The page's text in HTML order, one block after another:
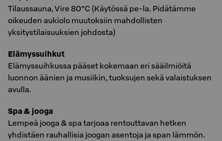
Tilaussauna, Vire 80°C (Käytössä pe-la. Pidätämme
oikeuden aukiolo muutoksiin mahdollisten
yksitystilaisuuksien johdosta)
Elämyssuihkut
Elämyssuihkussa pääset kokemaan eri sääilmiöitä
luonnon äänien ja musiikin, tuoksujen sekä valaistuksen
avulla.
Spa & jooga
Lempeä jooga & spa tarjoaa rentouttavan hetken
yhdistäen rauhallisia joogan asentoja ja span lämmön.